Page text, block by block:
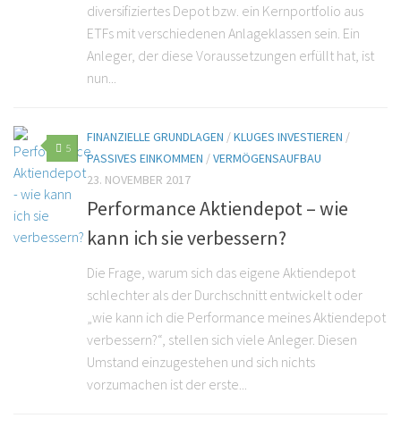
diversifiziertes Depot bzw. ein Kernportfolio aus
ETFs mit verschiedenen Anlageklassen sein. Ein
Anleger, der diese Voraussetzungen erfüllt hat, ist
nun...
5
FINANZIELLE GRUNDLAGEN /KLUGES INVESTIEREN /
PASSIVES EINKOMMEN /VERMÖGENSAUFBAU
23. NOVEMBER 2017
Performance Aktiendepot – wie
kann ich sie verbessern?
Die Frage, warum sich das eigene Aktiendepot
schlechter als der Durchschnitt entwickelt oder
„wie kann ich die Performance meines Aktiendepot
verbessern?“, stellen sich viele Anleger. Diesen
Umstand einzugestehen und sich nichts
vorzumachen ist der erste...